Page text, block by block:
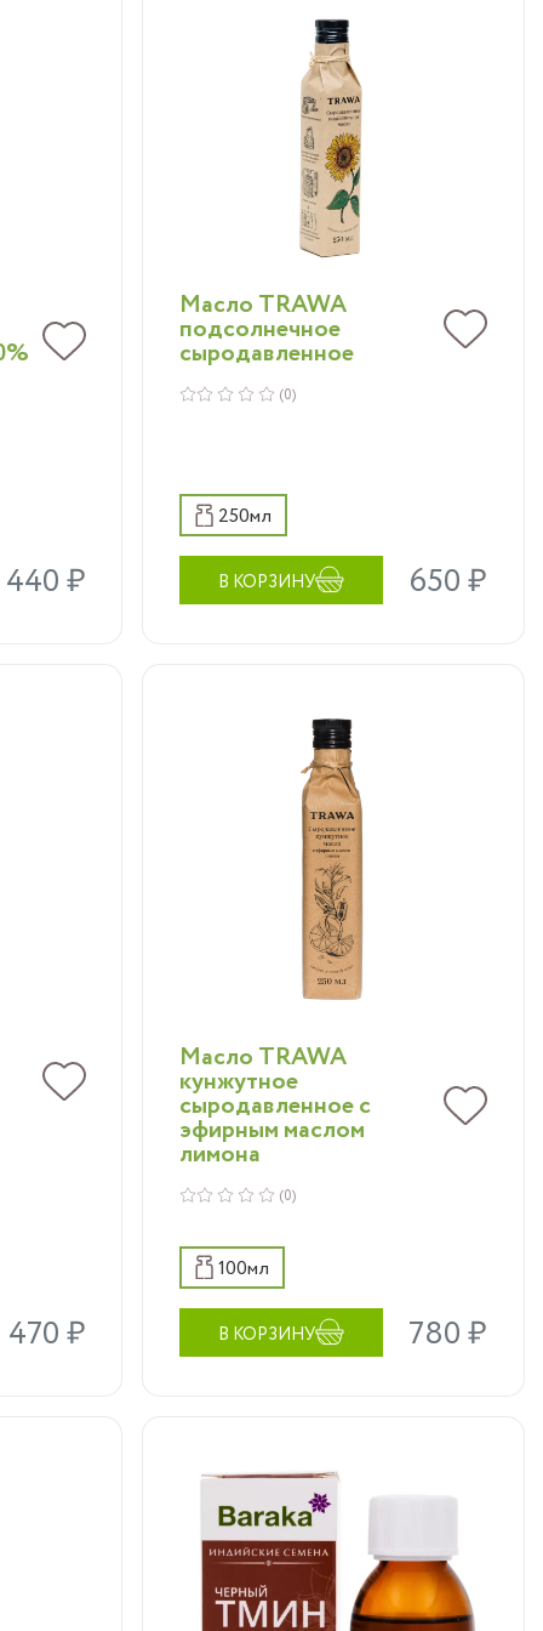
440 ₽
Нежное подсолнечное
масло TRAWA из лучших
семян подсолнуха
обладает лёгким вкусом
и тонким ароматом.
Масло TRAWA
подсолнечное
сыродавленное
(0)
250мл
В КОРЗИНУ 650 ₽
470 ₽
масло сотни лет не
сходит с олимпа и
почитается всеми людьми
планеты не только за
приятный вкус, но и за
полезные свойства.
Масло TRAWA
кунжутное
сыродавленное с
эфирным маслом
лимона
(0)
100мл
В КОРЗИНУ 780 ₽
Baraka Индийские семена
- это, в первую очередь,
богатый источник
полиненасыщенных